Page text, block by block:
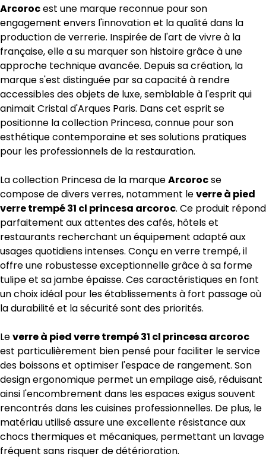
Arcorocest une marque reconnue pour son
engagement envers l'innovation et la qualité dans la
production de verrerie. Inspirée de l'art de vivre à la
française, elle a su marquer son histoire grâce à une
approche technique avancée. Depuis sa création, la
marque s'est distinguée par sa capacité à rendre
accessibles des objets de luxe, semblable à l'esprit qui
animait Cristal d'Arques Paris. Dans cet esprit se
positionne la collection Princesa, connue pour son
esthétique contemporaine et ses solutions pratiques
pour les professionnels de la restauration.
La collection Princesa de la marqueArcorocse
compose de divers verres, notamment leverre à pied
verre trempé 31 cl princesa arcoroc. Ce produit répond
parfaitement aux attentes des cafés, hôtels et
restaurants recherchant un équipement adapté aux
usages quotidiens intenses. Conçu en verre trempé, il
offre une robustesse exceptionnelle grâce à sa forme
tulipe et sa jambe épaisse. Ces caractéristiques en font
un choix idéal pour les établissements à fort passage où
la durabilité et la sécurité sont des priorités.
Leverre à pied verre trempé 31 cl princesa arcoroc
est particulièrement bien pensé pour faciliter le service
des boissons et optimiser l'espace de rangement. Son
design ergonomique permet un empilage aisé, réduisant
ainsi l'encombrement dans les espaces exigus souvent
rencontrés dans les cuisines professionnelles. De plus, le
matériau utilisé assure une excellente résistance aux
chocs thermiques et mécaniques, permettant un lavage
fréquent sans risquer de détérioration.